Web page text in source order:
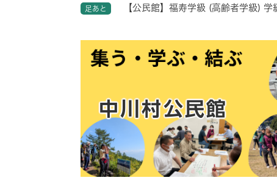
足あと 【公民館】福寿学級 (高齢者学級) 学
中川村公民館